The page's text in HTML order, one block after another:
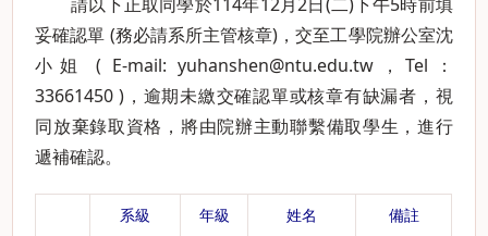
妥確認單 (務必請系所主管核章)，交至工學院辦公室沈
小姐 ( E-mail:yuhanshen@ntu.edu.tw ，Tel：
33661450 )，逾期未繳交確認單或核章有缺漏者，視
同放棄錄取資格，將由院辦主動聯繫備取學生，進行
遞補確認。
系級 年級 姓名 備註